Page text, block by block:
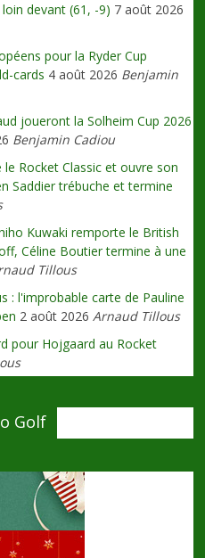
devant (61, -9) 7 août 2026
pour la Ryder Cup
cards 4 août 2026 Benjamin
joueront la Solheim Cup 2026
Benjamin Cadiou
Rocket Classic et ouvre son
Saddier trébuche et termine
Kuwaki remporte le British
Céline Boutier termine à une
Tillous
: l'improbable carte de Pauline
2 août 2026 Arnaud Tillous
pour Hojgaard au Rocket
Golf